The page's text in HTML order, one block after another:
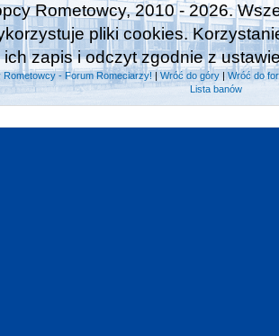
Rometowcy, 2010 - 2026.
pliki cookies.
ich zapis i odczyt zgodnie z
Rometowcy - Forum Romeciarzy! |Wróć do góry| Wróć do
Lista banów